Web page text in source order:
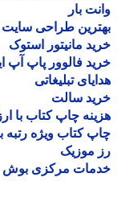
بار
طراحی سایت یزد
مانیتور استوک
فالوور پاپ آپ
تبلیغاتی
سالت
چاپ کتاب با
کتاب ویژه رتبه
موزیک
مرکزی بوش